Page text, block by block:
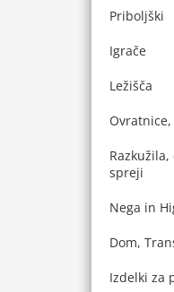
Priboljški
Igrače
Ležišča
spreji
Nega in
Dom,
Izdelki za